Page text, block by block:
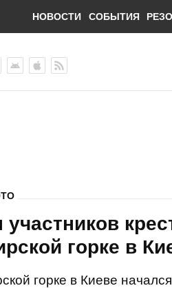
НОВОСТИ СОБЫТИЯ
горке в
горке в Киеве